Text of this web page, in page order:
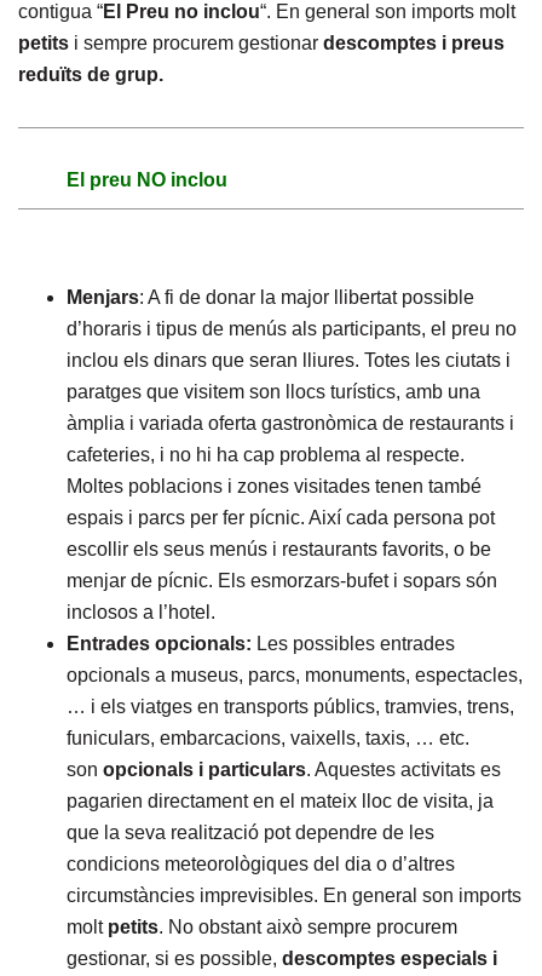
contigua “El Preu no inclou“. En general son imports molt
petits i sempre procurem gestionar descomptes i preus
reduïts de grup.
El preu NO inclou
Menjars: A fi de donar la major llibertat possible
d’horaris i tipus de menús als participants, el preu no
inclou els dinars que seran lliures. Totes les ciutats i
paratges que visitem son llocs turístics, amb una
àmplia i variada oferta gastronòmica de restaurants i
cafeteries, i no hi ha cap problema al respecte.
Moltes poblacions i zones visitades tenen també
espais i parcs per fer pícnic. Així cada persona pot
escollir els seus menús i restaurants favorits, o be
menjar de pícnic. Els esmorzars-bufet i sopars són
inclosos a l’hotel.
Entrades opcionals: Les possibles entrades
opcionals a museus, parcs, monuments, espectacles,
… i els viatges en transports públics, tramvies, trens,
funiculars, embarcacions, vaixells, taxis, … etc.
son opcionals i particulars. Aquestes activitats es
pagarien directament en el mateix lloc de visita, ja
que la seva realització pot dependre de les
condicions meteorològiques del dia o d’altres
circumstàncies imprevisibles. En general son imports
molt petits. No obstant això sempre procurem
gestionar, si es possible, descomptes especials i